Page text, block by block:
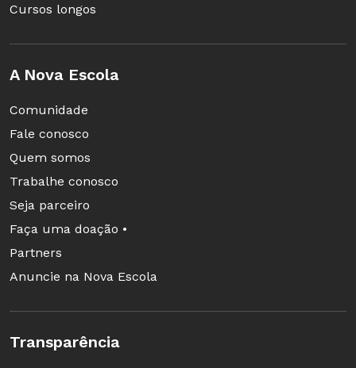
Cursos longos
A Nova Escola
Comunidade
Fale conosco
Quem somos
Trabalhe conosco
Seja parceiro
Faça uma doação •
Partners
Anuncie na Nova Escola
Transparência